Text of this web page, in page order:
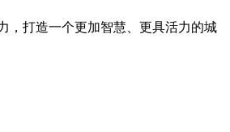
，打造一个更加智慧、更具活力的城